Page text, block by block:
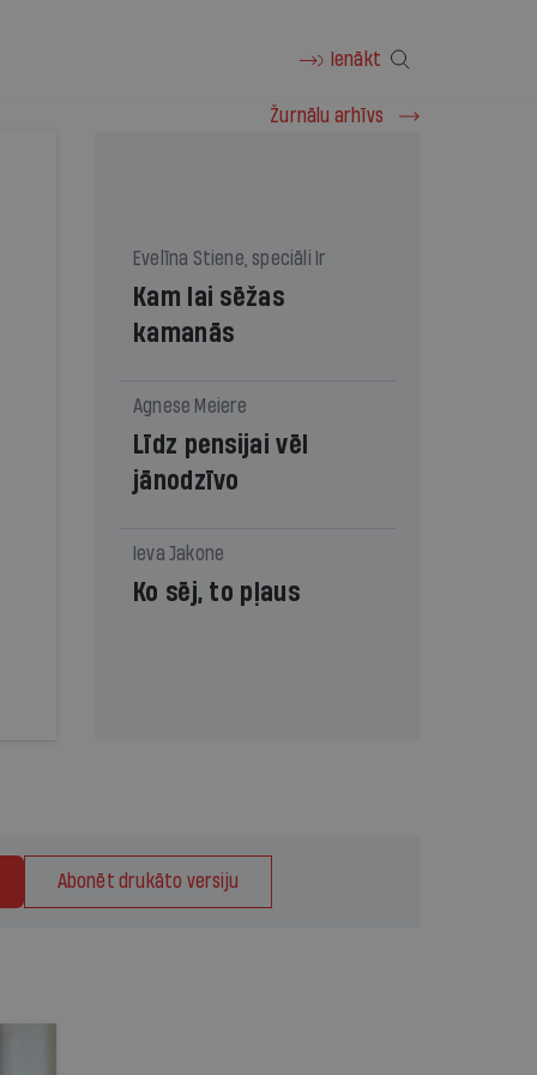
Ienākt
Žurnālu arhīvs
Evelīna Stiene, speciāli Ir
Kam lai sēžas
kamanās
Agnese Meiere
Līdz pensijai vēl
jānodzīvo
Ieva Jakone
Ko sēj, to pļaus
Abonēt drukāto versiju